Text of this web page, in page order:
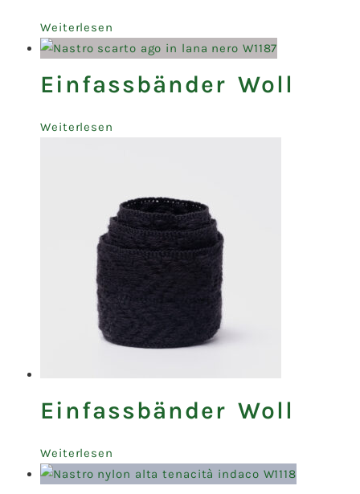
Weiterlesen
Einfassbänder Woll
Weiterlesen
Einfassbänder Woll
Weiterlesen